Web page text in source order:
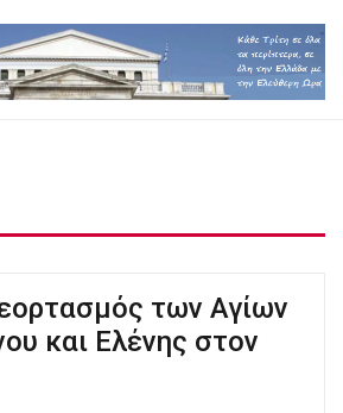
των Αγίων
και Ελένης στον